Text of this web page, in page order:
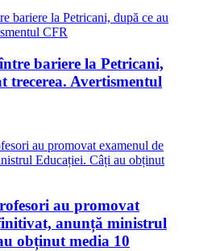
bariere la Petricani,
trecerea. Avertismentul
au promovat
anunță ministrul
obținut media 10